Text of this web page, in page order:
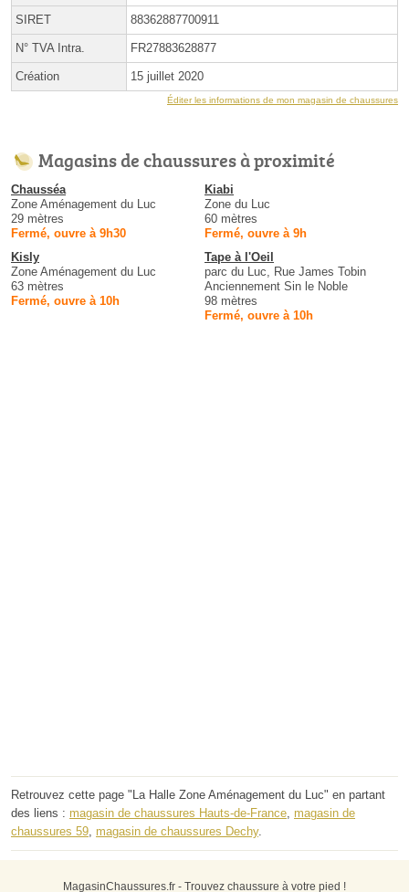
SIRET 88362887700911
N° TVA Intra. FR27883628877
Création 15 juillet 2020
Éditer les informations de mon magasin de chaussures
Magasins de chaussures à proximité
Chausséa
Zone Aménagement du Luc
29 mètres
Fermé, ouvre à 9h30
Kiabi
Zone du Luc
60 mètres
Fermé, ouvre à 9h
Kisly
Zone Aménagement du Luc
63 mètres
Fermé, ouvre à 10h
Tape à l'Oeil
parc du Luc, Rue James Tobin
Anciennement Sin le Noble
98 mètres
Fermé, ouvre à 10h
Retrouvez cette page "La Halle Zone Aménagement du Luc" en partant
des liens : magasin de chaussures Hauts-de-France, magasin de
chaussures 59, magasin de chaussures Dechy.
MagasinChaussures.fr - Trouvez chaussure à votre pied !